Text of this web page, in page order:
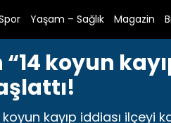
Yaşam – Sağlık Magazin
koyun
kayıp iddiası ilçeyi